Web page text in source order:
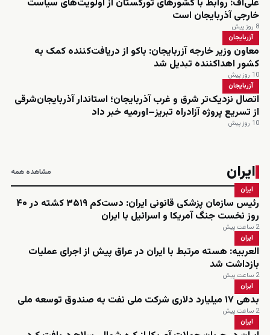
علی‌اف: روابط با کشورهای تورکستان از اولویت‌های سیاست
خارجی آذربایجان است
8 روز پیش
آزربایجان
معاون وزیر خارجه آزربایجان: باکو از دریافت‌کننده کمک به
کشور اهداکننده تبدیل شد
10 روز پیش
آزربایجان
اتصال نزدیک‌تر شرق و غرب آذربایجان؛ استاندار آذربایجان‌شرقی
از تسریع پروژه آزادراه تبریز–اورمیه خبر داد
10 روز پیش
ایران مشاهده همه
ایران
رئیس سازمان پزشکی قانونی ایران: دست‌کم ۳۵۱۹ کشته در ۴۰
روز نخست جنگ آمریکا و اسرائیل با ایران
2 ساعت پیش
ایران
العربیه: هسته مرتبط با ایران در عراق پیش از اجرای عملیات
بازداشت شد
2 ساعت پیش
ایران
بدهی ۱۷ میلیارد دلاری شرکت ملی نفت به صندوق توسعه ملی
2 ساعت پیش
ایران